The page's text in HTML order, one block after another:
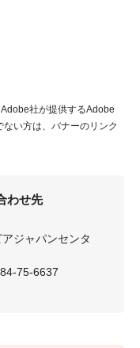
社が提供するAdobe
い方は、バナーのリンク
わせ先
ジャパンセンタ
75-6637